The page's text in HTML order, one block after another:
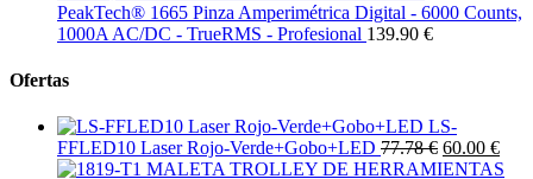
PeakTech® 1665 Pinza Amperimétrica Digital - 6000 Counts,
1000A AC/DC - TrueRMS - Profesional 139.90 €
Ofertas
LS-
FFLED10 Laser Rojo-Verde+Gobo+LED 77.78 € 60.00 €